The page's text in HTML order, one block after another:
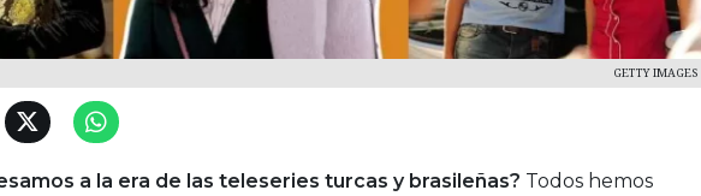
GETTY IMAGES
a la era de las teleseries turcas y brasileñas? Todos hemos